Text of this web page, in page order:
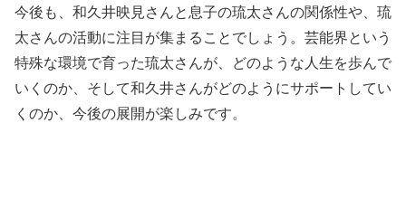
今後も、和久井映見さんと息子の琉太さんの関係性や、琉
太さんの活動に注目が集まることでしょう。芸能界という
特殊な環境で育った琉太さんが、どのような人生を歩んで
いくのか、そして和久井さんがどのようにサポートしてい
くのか、今後の展開が楽しみです。